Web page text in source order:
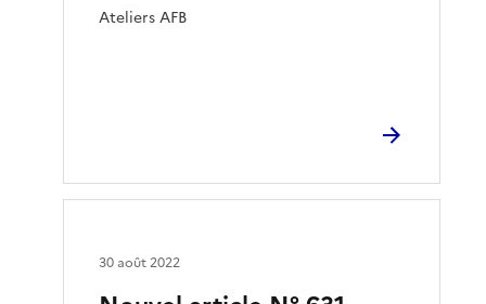
Ateliers AFB
30 août 2022